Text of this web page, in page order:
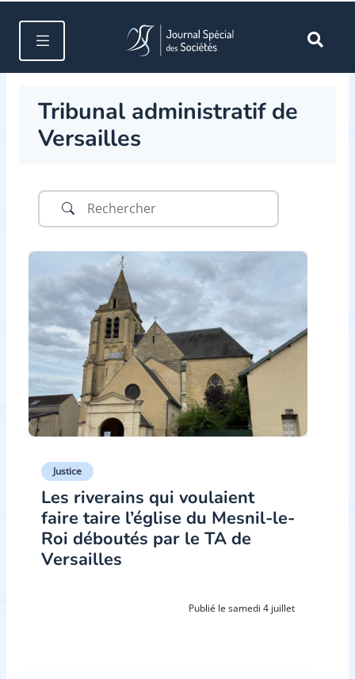
Tribunal administratif de
Versailles
Justice
Les riverains qui voulaient
faire taire l’église du Mesnil-le-
Roi déboutés par le TA de
Versailles
Publié le samedi 4 juillet